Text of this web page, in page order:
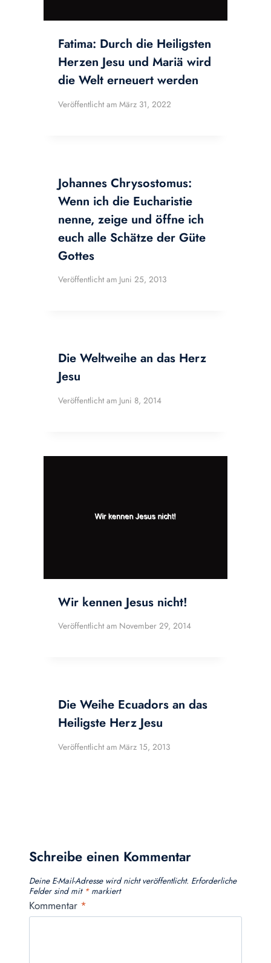
Fatima: Durch die Heiligsten
Herzen Jesu und Mariä wird
die Welt erneuert werden
Veröffentlicht am März 31, 2022
Johannes Chrysostomus:
Wenn ich die Eucharistie
nenne, zeige und öffne ich
euch alle Schätze der Güte
Gottes
Veröffentlicht am Juni 25, 2013
Die Weltweihe an das Herz
Jesu
Veröffentlicht am Juni 8, 2014
Wir kennen Jesus nicht!
Veröffentlicht am November 29, 2014
Die Weihe Ecuadors an das
Heiligste Herz Jesu
Veröffentlicht am März 15, 2013
Schreibe einen Kommentar
Deine E-Mail-Adresse wird nicht veröffentlicht. Erforderliche
Felder sind mit *markiert
Kommentar *